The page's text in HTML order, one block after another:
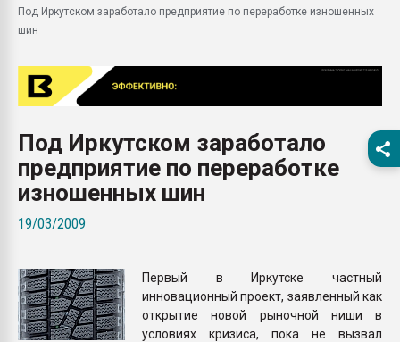
первый план в
28.07.2026
ситуацией на
Под Иркутском заработало предприятие по переработке изношенных
шин
Под Иркутском заработало
предприятие по переработке
изношенных шин
19/03/2009
Первый в Иркутске частный
инновационный проект, заявленный как
открытие новой рыночной ниши в
условиях кризиса, пока не вызвал